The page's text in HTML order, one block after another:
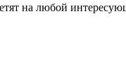
на любой